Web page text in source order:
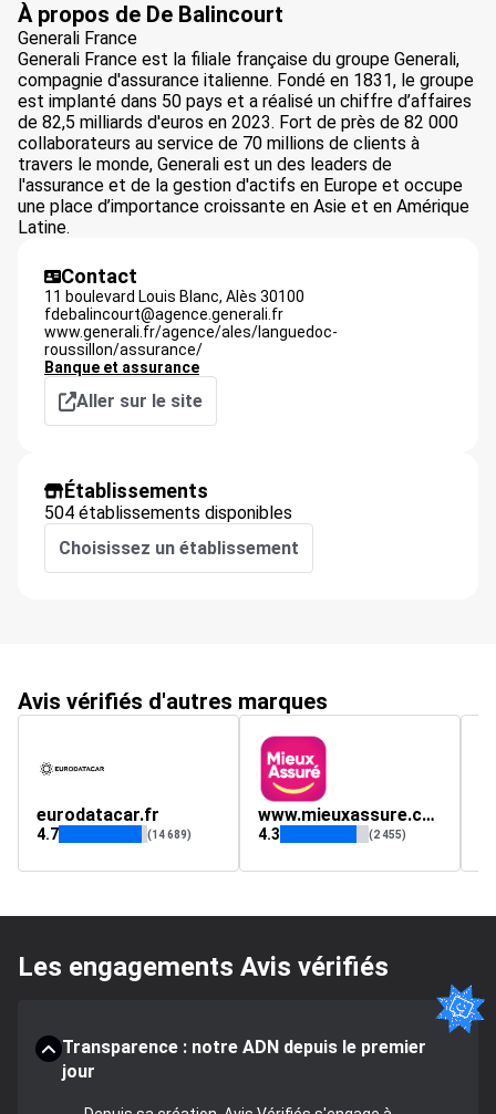
À propos de De Balincourt
Generali France
Generali France est la filiale française du groupe Generali,
compagnie d'assurance italienne. Fondé en 1831, le groupe
est implanté dans 50 pays et a réalisé un chiffre d’affaires
de 82,5 milliards d'euros en 2023. Fort de près de 82 000
collaborateurs au service de 70 millions de clients à
travers le monde, Generali est un des leaders de
l'assurance et de la gestion d'actifs en Europe et occupe
une place d’importance croissante en Asie et en Amérique
Latine.
Contact
11 boulevard Louis Blanc, Alès 30100
fdebalincourt@agence.generali.fr
www.generali.fr/agence/ales/languedoc-
roussillon/assurance/
Banque et assurance
Aller sur le site
Établissements
504 établissements disponibles
Choisissez un établissement
Avis vérifiés d'autres marques
eurodatacar.fr
4.7 (14 689)
www.mieuxassure.com
4.3 (2 455)
Les engagements Avis vérifiés
Transparence : notre ADN depuis le premier
jour